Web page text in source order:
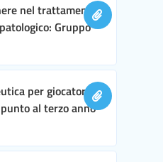
nel trattamento
Gruppo
per giocatori
al terzo anno